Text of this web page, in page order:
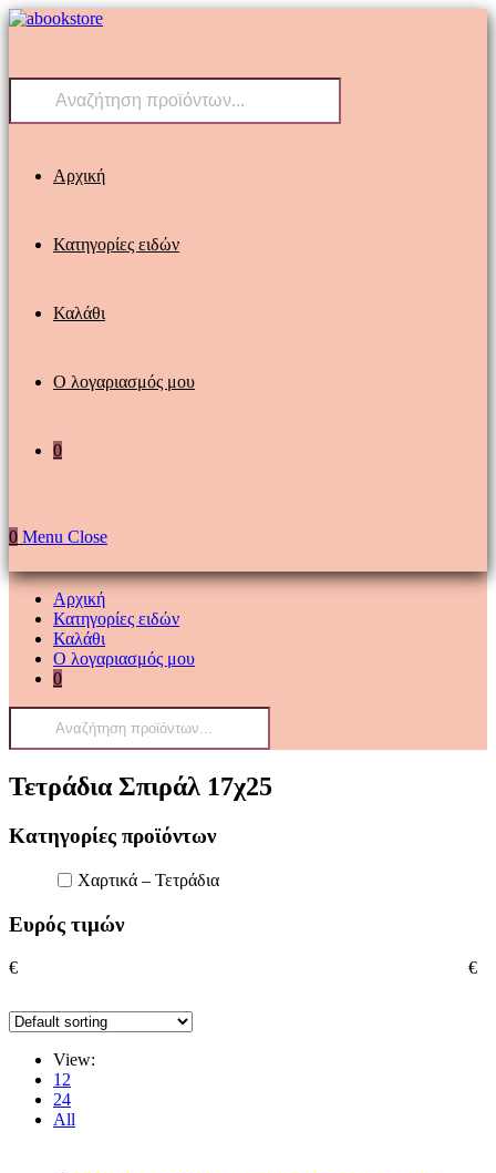
Skip
Products
Αρχική
Κατηγορίες ειδών
Καλάθι
Ο λογαριασμός μου
0
0 Menu Close
Αρχική
Κατηγορίες ειδών
Καλάθι
Ο λογαριασμός μου
0
Products
Τετράδια Σπιράλ 17χ25
Κατηγορίες προϊόντων
Χαρτικά – Τετράδια
Ευρός τιμών
€ €
View:
12
24
All